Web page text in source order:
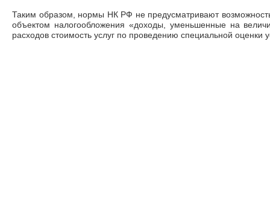
Таким образом, нормы НК РФ не предусматривают
объектом налогообложения «доходы, уменьшенные на
расходов стоимость услуг по проведению специальной оценки